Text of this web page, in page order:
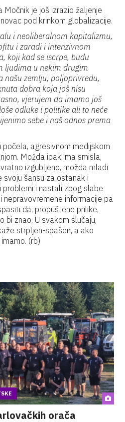
Močnik je još izrazio žaljenje
pod krinkom globalizacije.
i neoliberalnom kapitalizmu,
i zaradi i intenzivnom
koji kad se iscrpe, budu
ljudima u nekim drugim
našu zemlju, poljoprivredu,
dobra koja još nisu
vjerujem da imamo još
odluke i politike ali to neće
sebe i naš odnos prema
agresivnom medijskom
Možda ipak ima smisla,
izgubljeno, možda mladi
svoju šansu za ostanak i
problemi i nastali zbog slabe
nepravovremene informacije pa
da, propuštene prilike,
bi znao. U svakom slučaju,
strpljen-spašen, a ako
(rb)
orača